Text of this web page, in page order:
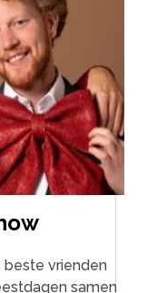
vrienden
samen